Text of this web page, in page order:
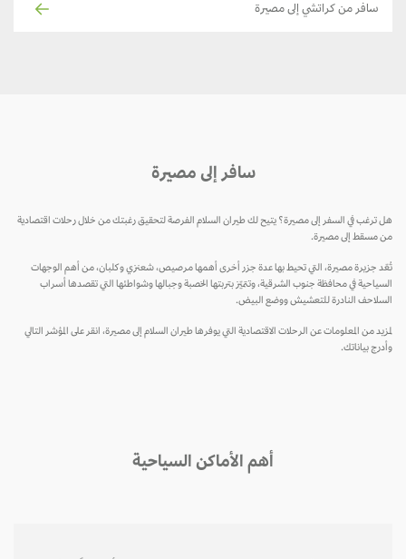
سافر من كراتشي إلى مصيرة
سافر إلى مصيرة
هل ترغب في السفر إلى مصيرة؟ يتيح لك طيران السلام الفرصة لتحقيق رغبتك من خلال رحلات اقتصادية
من مسقط إلى مصيرة.
تُعّد جزيرة مصيرة، التي تحيط بها عدة جزر أخرى أهمها مرصيص، شعنزي وكلبان، من أهم الوجهات
السياحية في محافظة جنوب الشرقية، وتتميّز بتربتها الخصبة وجبالها وشواطئها التي تقصدها أسراب
السلاحف النادرة للتعشيش ووضع البيض.
لمزيد من المعلومات عن الرحلات الاقتصادية التي يوفرها طيران السلام إلى مصيرة، انقر على المؤشر التالي
وأدرج بياناتك.
أهم الأماكن السياحية